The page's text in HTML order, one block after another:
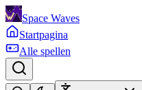
Space Waves
Startpagina
Alle spellen